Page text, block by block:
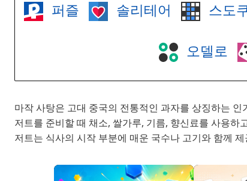
퍼즐 솔리테어 스도
오델로
마작 사탕은 고대 중국의 전통적인 과자를 상징하는
저트를 준비할 때 채소, 쌀가루, 기름, 향신료를 사용하
저트는 식사의 시작 부분에 매운 국수나 고기와 함께